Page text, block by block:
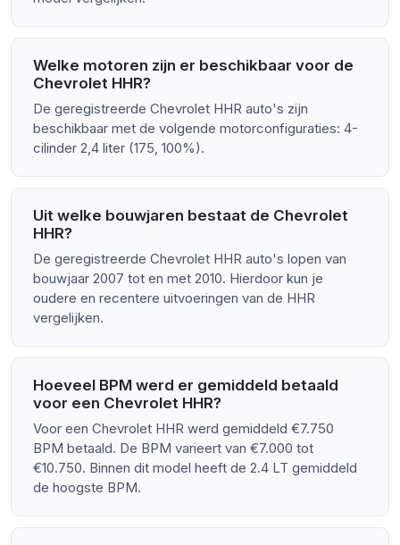
Welke motoren zijn er beschikbaar voor de
Chevrolet HHR?
De geregistreerde Chevrolet HHR auto's zijn
beschikbaar met de volgende motorconfiguraties: 4-
cilinder 2,4 liter (175, 100%).
Uit welke bouwjaren bestaat de Chevrolet
HHR?
De geregistreerde Chevrolet HHR auto's lopen van
bouwjaar 2007 tot en met 2010. Hierdoor kun je
oudere en recentere uitvoeringen van de HHR
vergelijken.
Hoeveel BPM werd er gemiddeld betaald
voor een Chevrolet HHR?
Voor een Chevrolet HHR werd gemiddeld €7.750
BPM betaald. De BPM varieert van €7.000 tot
€10.750. Binnen dit model heeft de 2.4 LT gemiddeld
de hoogste BPM.